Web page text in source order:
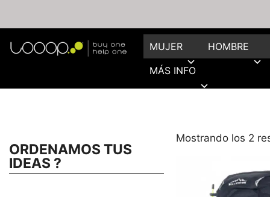
MUJER HOMBRE
MÁS INFO
ORDENAMOS TUS
IDEAS ?
Mostrando los 2